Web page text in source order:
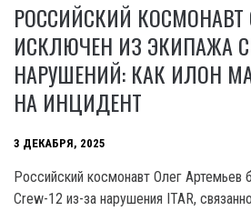
РОССИЙСКИЙ КОСМОНАВТ
ИСКЛЮЧЕН ИЗ ЭКИПАЖА
НАРУШЕНИЙ: КАК ИЛОН
НА ИНЦИДЕНТ
3 ДЕКАБРЯ, 2025
Российский космонавт Олег Артемьев
Crew-12 из-за нарушения ITAR,